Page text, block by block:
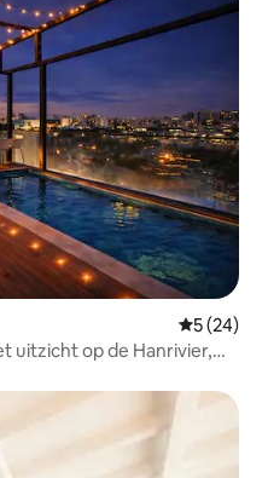
5 (24)
uitzicht op de Hanrivier,